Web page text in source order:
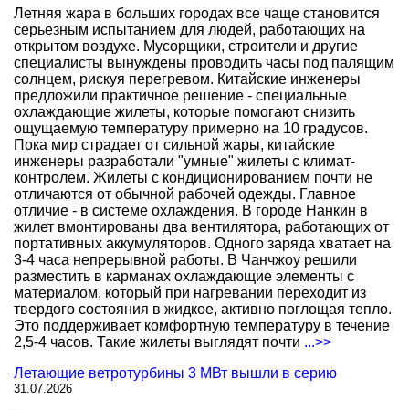
Летняя жара в больших городах все чаще становится
серьезным испытанием для людей, работающих на
открытом воздухе. Мусорщики, строители и другие
специалисты вынуждены проводить часы под палящим
солнцем, рискуя перегревом. Китайские инженеры
предложили практичное решение - специальные
охлаждающие жилеты, которые помогают снизить
ощущаемую температуру примерно на 10 градусов.
Пока мир страдает от сильной жары, китайские
инженеры разработали "умные" жилеты с климат-
контролем. Жилеты с кондиционированием почти не
отличаются от обычной рабочей одежды. Главное
отличие - в системе охлаждения. В городе Нанкин в
жилет вмонтированы два вентилятора, работающих от
портативных аккумуляторов. Одного заряда хватает на
3-4 часа непрерывной работы. В Чанчжоу решили
разместить в карманах охлаждающие элементы с
материалом, который при нагревании переходит из
твердого состояния в жидкое, активно поглощая тепло.
Это поддерживает комфортную температуру в течение
2,5-4 часов. Такие жилеты выглядят почти ...>>
Летающие ветротурбины 3 МВт вышли в серию
31.07.2026